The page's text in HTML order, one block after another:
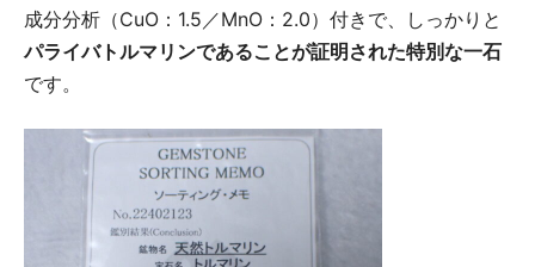
成分分析（CuO：1.5／MnO：2.0）付きで、しっかりと
パライバトルマリンであることが証明された特別な一石
です。